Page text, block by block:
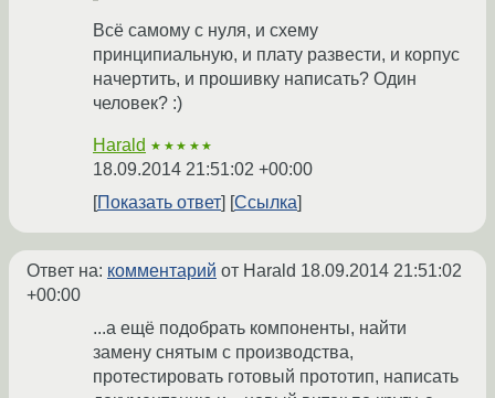
Всё самому с нуля, и схему
принципиальную, и плату развести, и корпус
начертить, и прошивку написать? Один
человек? :)
Harald ★★★★★
18.09.2014 21:51:02 +00:00
Показать ответ
Ссылка
Ответ на: комментарий от Harald 18.09.2014 21:51:02
+00:00
...а ещё подобрать компоненты, найти
замену снятым с производства,
протестировать готовый прототип, написать